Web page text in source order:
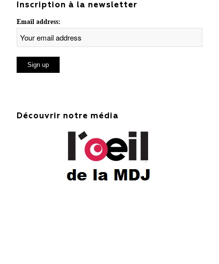
Inscription à la newsletter
Email address:
Découvrir notre média